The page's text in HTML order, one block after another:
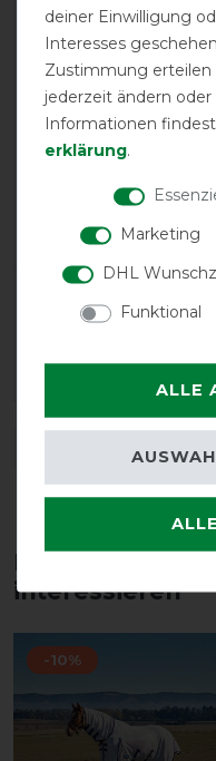
calculated
Positive
Neutral
Negative
***
DETAILS
Diese Produkte
interessieren
-10%
deiner Einwilligung
Interesses
Zustimmung erteilen
jederzeit ändern
Informationen
erklärung.
Marketing
DHL
Funktional
ALLE